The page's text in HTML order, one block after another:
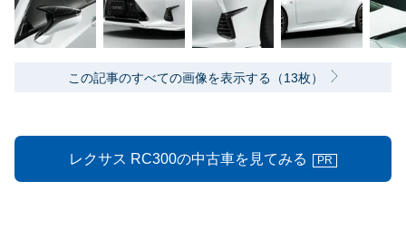
この記事のすべての画像を表示する（13枚）
レクサス RC300の中古車を見てみる PR